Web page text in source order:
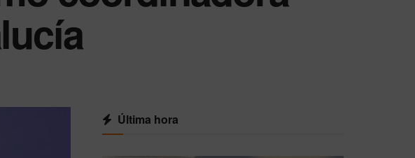
Última hora